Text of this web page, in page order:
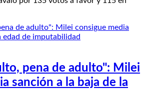
pena de adulto": Milei
sanción a la baja de la